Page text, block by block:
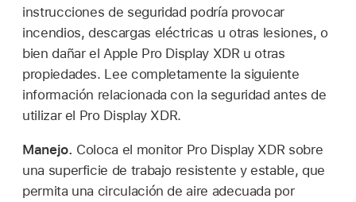
instrucciones de seguridad podría provocar
incendios, descargas eléctricas u otras lesiones, o
bien dañar el Apple Pro Display XDR u otras
propiedades. Lee completamente la siguiente
información relacionada con la seguridad antes de
utilizar el Pro Display XDR.
Manejo. Coloca el monitor Pro Display XDR sobre
una superficie de trabajo resistente y estable, que
permita una circulación de aire adecuada por